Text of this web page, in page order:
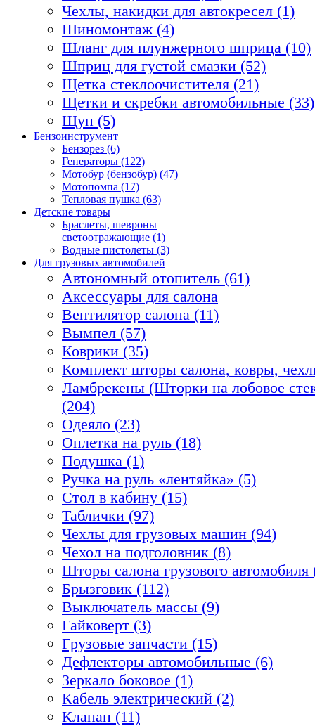
Чехлы, накидки для автокресел (1)
Шиномонтаж (4)
Шланг для плунжерного шприца (10)
Шприц для густой смазки (52)
Щетка стеклоочистителя (21)
Щетки и скребки автомобильные (33)
Щуп (5)
Бензоинструмент
Бензорез (6)
Генераторы (122)
Мотобур (бензобур) (47)
Мотопомпа (17)
Тепловая пушка (63)
Детские товары
Браслеты, шевроны
светоотражающие (1)
Водные пистолеты (3)
Для грузовых автомобилей
Автономный отопитель (61)
Аксессуары для салона
Вентилятор салона (11)
Вымпел (57)
Коврики (35)
Комплект шторы салона, ковры,
Ламбрекены (Шторки на лобовое
(204)
Одеяло (23)
Оплетка на руль (18)
Подушка (1)
Ручка на руль «лентяйка» (5)
Стол в кабину (15)
Таблички (97)
Чехлы для грузовых машин (94)
Чехол на подголовник (8)
Шторы салона грузового автомобиля
Брызговик (112)
Выключатель массы (9)
Гайковерт (3)
Грузовые запчасти (15)
Дефлекторы автомобильные (6)
Зеркало боковое (1)
Кабель электрический (2)
Клапан (11)